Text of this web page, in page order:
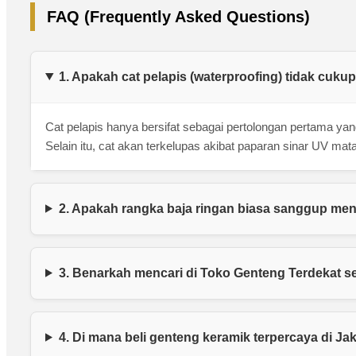
FAQ (Frequently Asked Questions)
1. Apakah cat pelapis (waterproofing) tidak
Cat pelapis hanya bersifat sebagai pertolongan pertama
Selain itu, cat akan terkelupas akibat paparan sinar UV
2. Apakah rangka baja ringan biasa sanggup
3. Benarkah mencari di Toko Genteng Terdekat
4. Di mana beli genteng keramik terpercaya di